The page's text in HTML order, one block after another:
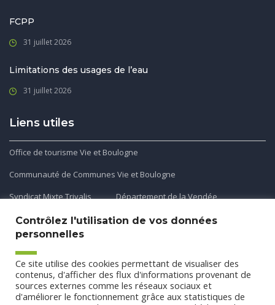
FCPP
31 juillet 2026
Limitations des usages de l’eau
31 juillet 2026
Liens utiles
Office de tourisme Vie et Boulogne
Communauté de Communes Vie et Boulogne
Syndicat Mixte Trivalis
Département de la Vendée
Application mobile
Découvrez et téléchargez l'application gratuite mobile Ma
Commune et Moi pour recevoir les alertes et les actualités
de votre commune.
Contrôlez l'utilisation de vos données
personnelles
Ce site utilise des cookies permettant de visualiser des
contenus, d'afficher des flux d'informations provenant de
sources externes comme les réseaux sociaux et
d'améliorer le fonctionnement grâce aux statistiques de